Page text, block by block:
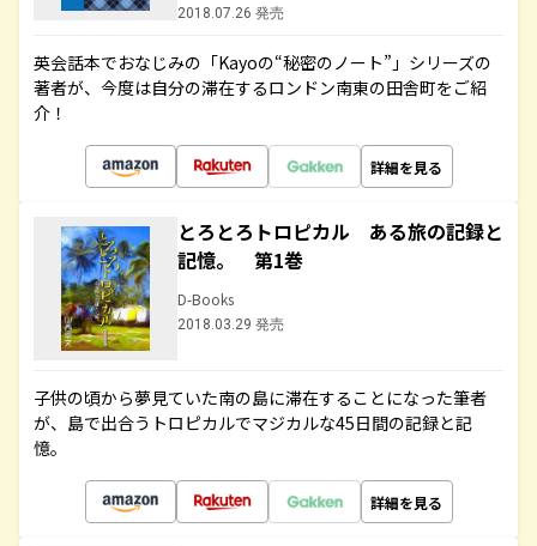
2018.07.26 発売
英会話本でおなじみの「Kayoの“秘密のノート”」シリーズの
著者が、今度は自分の滞在するロンドン南東の田舎町をご紹
介！
詳細を見る
とろとろトロピカル ある旅の記録と
記憶。 第1巻
D-Books
2018.03.29 発売
子供の頃から夢見ていた南の島に滞在することになった筆者
が、島で出合うトロピカルでマジカルな45日間の記録と記
憶。
詳細を見る